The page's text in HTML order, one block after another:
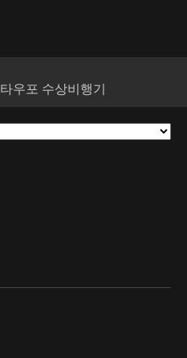
타우포 수상비행기